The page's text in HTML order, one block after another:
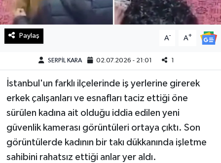
Paylaş A- A+
SERPİL KARA 02.07.2026 - 21:01 1
İstanbul'un farklı ilçelerinde iş yerlerine girerek
erkek çalışanları ve esnafları taciz ettiği öne
sürülen kadına ait olduğu iddia edilen yeni
güvenlik kamerası görüntüleri ortaya çıktı. Son
görüntülerde kadının bir takı dükkanında işletme
sahibini rahatsız ettiği anlar yer aldı.
Resmi İlan
Sağlık
Spor
SürManşet
Teknoloji
Yaşam
KAHRAMANMARAŞ